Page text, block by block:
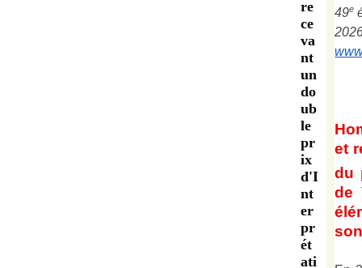
re
ce
va
nt
un
do
ub
le
pr
ix
d'I
nt
er
pr
ét
ati
49e
202
et
du
de